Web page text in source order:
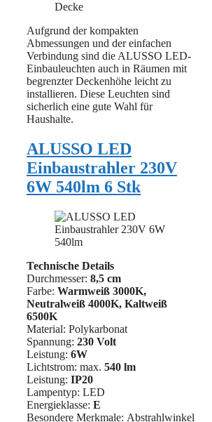
Aufgrund der kompakten
Abmessungen und der einfachen
Verbindung sind die ALUSSO LED-
Einbauleuchten auch in Räumen mit
begrenzter Deckenhöhe leicht zu
installieren. Diese Leuchten sind
sicherlich eine gute Wahl für
Haushalte.
ALUSSO LED
Einbaustrahler 230V
6W 540lm 6 Stk
Technische Details
Durchmesser: 8,5 cm
Farbe: Warmweiß 3000K,
Neutralweiß 4000K, Kaltweiß
6500K
Material: Polykarbonat
Spannung: 230 Volt
Leistung: 6W
Lichtstrom: max. 540 lm
Leistung: IP20
Lampentyp: LED
Energieklasse: E
Besondere Merkmale: Abstrahlwinkel